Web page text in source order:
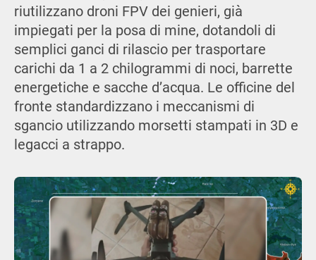
riutilizzano droni FPV dei genieri, già
impiegati per la posa di mine, dotandoli di
semplici ganci di rilascio per trasportare
carichi da 1 a 2 chilogrammi di noci, barrette
energetiche e sacche d’acqua. Le officine del
fronte standardizzano i meccanismi di
sgancio utilizzando morsetti stampati in 3D e
legacci a strappo.